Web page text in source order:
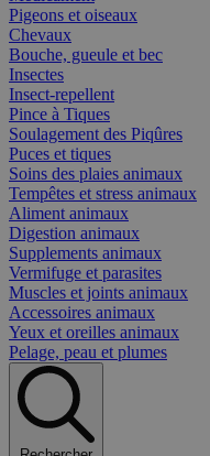
Pigeons et oiseaux
Chevaux
Bouche, gueule et bec
Insectes
Insect-repellent
Pince à Tiques
Soulagement des Piqûres
Puces et tiques
Soins des plaies animaux
Tempêtes et stress animaux
Aliment animaux
Digestion animaux
Supplements animaux
Vermifuge et parasites
Muscles et joints animaux
Accessoires animaux
Yeux et oreilles animaux
Pelage, peau et plumes